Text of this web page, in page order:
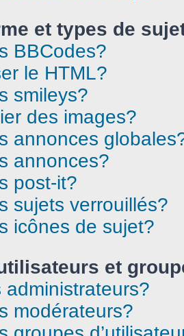
et types de
BBCodes?
le HTML?
smileys?
des images?
annonces
annonces?
post-it?
sujets verrouillés?
icônes de sujet?
et
administrateurs?
modérateurs?